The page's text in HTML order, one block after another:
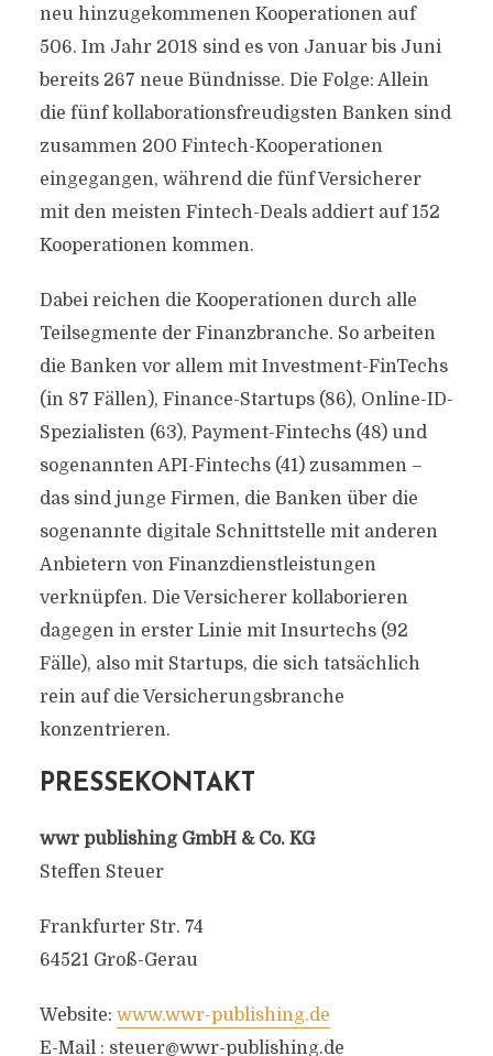
neu hinzugekommenen Kooperationen auf
506. Im Jahr 2018 sind es von Januar bis Juni
bereits 267 neue Bündnisse. Die Folge: Allein
die fünf kollaborationsfreudigsten Banken sind
zusammen 200 Fintech-Kooperationen
eingegangen, während die fünf Versicherer
mit den meisten Fintech-Deals addiert auf 152
Kooperationen kommen.
Dabei reichen die Kooperationen durch alle
Teilsegmente der Finanzbranche. So arbeiten
die Banken vor allem mit Investment-FinTechs
(in 87 Fällen), Finance-Startups (86), Online-ID-
Spezialisten (63), Payment-Fintechs (48) und
sogenannten API-Fintechs (41) zusammen –
das sind junge Firmen, die Banken über die
sogenannte digitale Schnittstelle mit anderen
Anbietern von Finanzdienstleistungen
verknüpfen. Die Versicherer kollaborieren
dagegen in erster Linie mit Insurtechs (92
Fälle), also mit Startups, die sich tatsächlich
rein auf die Versicherungsbranche
konzentrieren.
PRESSEKONTAKT
wwr publishing GmbH & Co. KG
Steffen Steuer
Frankfurter Str. 74
64521 Groß-Gerau
Website: www.wwr-publishing.de
E-Mail : steuer@wwr-publishing.de